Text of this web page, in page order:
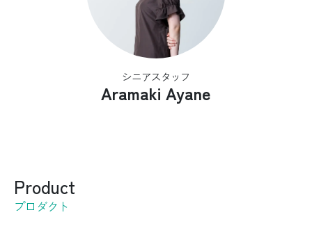
シニアスタッフ
Aramaki Ayane
Product
プロダクト